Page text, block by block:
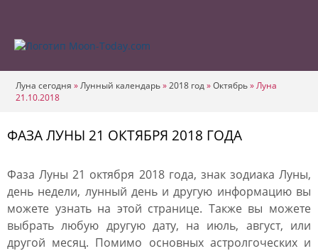
Луна сегодня »Лунный календарь»2018 год»Октябрь»Луна
21.10.2018
ФАЗА ЛУНЫ 21 ОКТЯБРЯ 2018 ГОДА
Фаза Луны 21 октября 2018 года, знак зодиака Луны,
день недели, лунный день и другую информацию вы
можете узнать на этой странице. Также вы можете
выбрать любую другую дату, на июль, август, или
другой месяц. Помимо основных астролгоческих и